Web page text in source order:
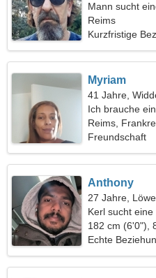
Mann sucht
Reims
Kurzfristige
Myriam
41 Jahre,
Ich brauche
campen zu
Reims,
Freundschaft
Anthony
27 Jahre, Löwe
Kerl sucht
182 cm (6'0"),
Echte